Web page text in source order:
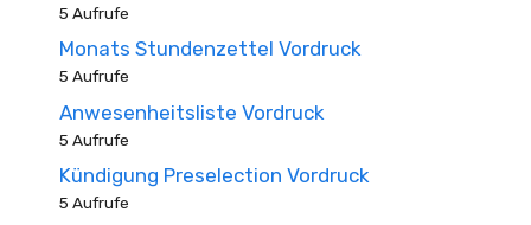
5 Aufrufe
Monats Stundenzettel Vordruck
5 Aufrufe
Anwesenheitsliste Vordruck
5 Aufrufe
Kündigung Preselection Vordruck
5 Aufrufe